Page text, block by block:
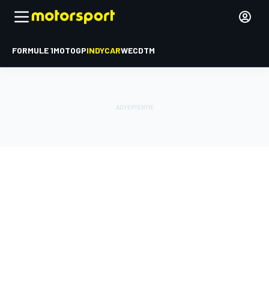
FORMULE 1MOTOGPINDYCARWECDTM